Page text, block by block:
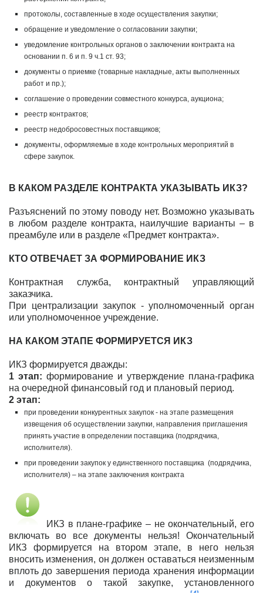
протоколы, составленные в ходе осуществления закупки;
обращение и уведомление о согласовании закупки;
уведомление контрольных органов о заключении контракта на
основании п. 6 и п. 9 ч.1 ст. 93;
документы о приемке (товарные накладные, акты выполненных
работ и пр.);
соглашение о проведении совместного конкурса, аукциона;
реестр контрактов;
реестр недобросовестных поставщиков;
документы, оформляемые в ходе контрольных мероприятий в
сфере закупок.
В КАКОМ РАЗДЕЛЕ КОНТРАКТА УКАЗЫВАТЬ ИКЗ?
Разъяснений по этому поводу нет. Возможно указывать
в любом разделе контракта, наилучшие варианты – в
преамбуле или в разделе «Предмет контракта».
КТО ОТВЕЧАЕТ ЗА ФОРМИРОВАНИЕ ИКЗ
Контрактная служба, контрактный управляющий
заказчика.
При централизации закупок - уполномоченный орган
или уполномоченное учреждение.
НА КАКОМ ЭТАПЕ ФОРМИРУЕТСЯ ИКЗ
ИКЗ формируется дважды:
1 этап: формирование и утверждение плана-графика
на очередной финансовый год и плановый период.
2 этап:
при проведении конкурентных закупок - на этапе размещения
извещения об осуществлении закупки, направления приглашения
принять участие в определении поставщика (подрядчика,
исполнителя).
при проведении закупок у единственного поставщика (подрядчика,
исполнителя) – на этапе заключения контракта
ИКЗ в плане-графике – не окончательный, его
включать во все документы нельзя! Окончательный
ИКЗ формируется на втором этапе, в него нельзя
вносить изменения, он должен оставаться неизменным
вплоть до завершения периода хранения информации
и документов о такой закупке, установленного